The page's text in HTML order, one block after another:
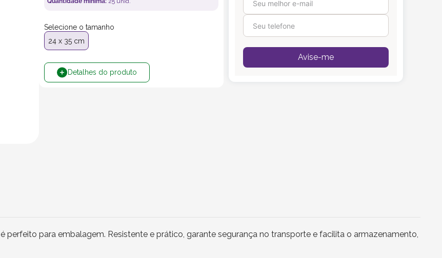
Selecione o tamanho
24 x 35 cm
Detalhes do produto
Avise-me
é perfeito para embalagem. Resistente e prático, garante segurança no transporte e facilita o armazenamento,